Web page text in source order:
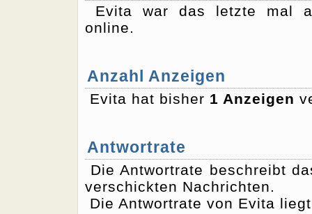
Evita war das letzte mal
online.
Anzahl Anzeigen
Evita hat bisher 1 Anzeigen
Antwortrate
Die Antwortrate beschreibt
verschickten Nachrichten.
Die Antwortrate von Evita